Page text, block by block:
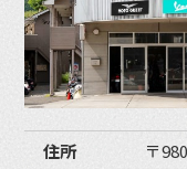
住所
〒